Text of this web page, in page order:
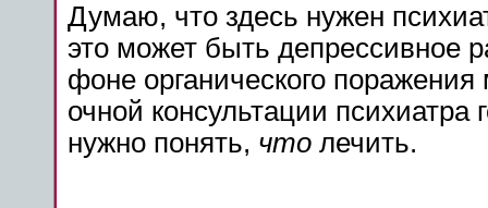
Думаю, что здесь нужен
это может быть депрессивное
фоне органического поражения
очной консультации психиатра
нужно понять, что лечить.